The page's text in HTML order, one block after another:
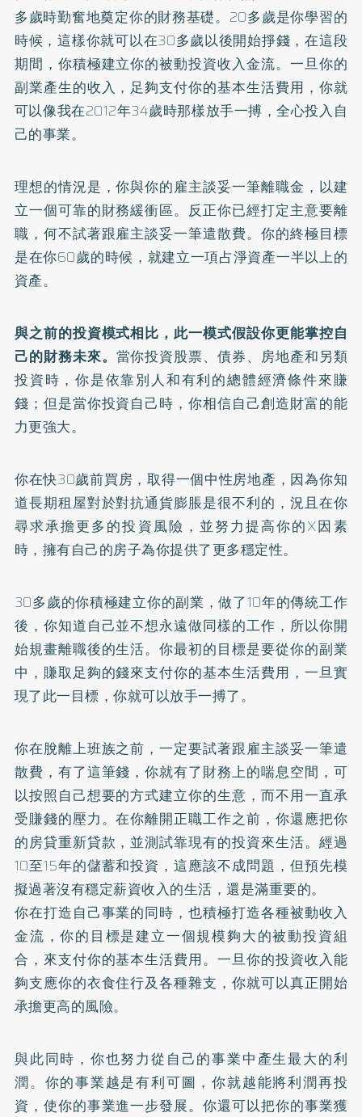
多歲時勤奮地奠定你的財務基礎。20多歲是你學習的
時候，這樣你就可以在30多歲以後開始掙錢，在這段
期間，你積極建立你的被動投資收入金流。一旦你的
副業產生的收入，足夠支付你的基本生活費用，你就
可以像我在2012年34歲時那樣放手一搏，全心投入自
己的事業。
理想的情況是，你與你的雇主談妥一筆離職金，以建
立一個可靠的財務緩衝區。反正你已經打定主意要離
職，何不試著跟雇主談妥一筆遣散費。你的終極目標
是在你60歲的時候，就建立一項占淨資產一半以上的
資產。
與之前的投資模式相比，此一模式假設你更能掌控自
己的財務未來。 當你投資股票、債券、房地產和另類
投資時，你是依靠別人和有利的總體經濟條件來賺
錢；但是當你投資自己時，你相信自己創造財富的能
力更強大。
你在快30歲前買房，取得一個中性房地產，因為你知
道長期租屋對於對抗通貨膨脹是很不利的，況且在你
尋求承擔更多的投資風險，並努力提高你的X因素
時，擁有自己的房子為你提供了更多穩定性。
30多歲的你積極建立你的副業，做了10年的傳統工作
後，你知道自己並不想永遠做同樣的工作，所以你開
始規畫離職後的生活。你最初的目標是要從你的副業
中，賺取足夠的錢來支付你的基本生活費用，一旦實
現了此一目標，你就可以放手一搏了。
你在脫離上班族之前，一定要試著跟雇主談妥一筆遣
散費，有了這筆錢，你就有了財務上的喘息空間，可
以按照自己想要的方式建立你的生意，而不用一直承
受賺錢的壓力。在你離開正職工作之前，你還應把你
的房貸重新貸款，並測試靠現有的投資來生活。經過
10至15年的儲蓄和投資，這應該不成問題，但預先模
擬過著沒有穩定薪資收入的生活，還是滿重要的。
你在打造自己事業的同時，也積極打造各種被動收入
金流，你的目標是建立一個規模夠大的被動投資組
合，來支付你的基本生活費用。一旦你的投資收入能
夠支應你的衣食住行及各種雜支，你就可以真正開始
承擔更高的風險。
與此同時，你也努力從自己的事業中產生最大的利
潤。你的事業越是有利可圖，你就越能將利潤再投
資，使你的事業進一步發展。你還可以把你的事業獲